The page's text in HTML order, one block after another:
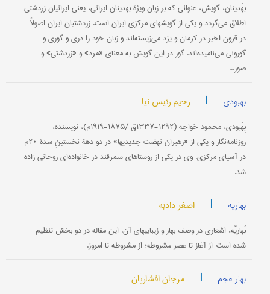
بهْدینان‌، گویش‌، عنوانی‌ كه‌ بر زبان‌ ویژۀ بهدینان‌ ایرانی‌، یعنی‌ ایرانیان‌ زردشتی‌
اطلاق‌ می‌گردد و یكی‌ از گویشهای‌ مركزی‌ ایران‌ است‌. زردشتیان‌ ایران‌ اصولاً
در قرون‌ اخیر در كرمان‌ و یزد می‌زیسته‌اند و زبان‌ خود را دری‌ و گوری‌ و
گورونی می‌نامیده‌اند. گور در این‌ گویش‌ به‌ معنای «مرد» و «زردشتی‌» و
صور...
بهبودی | رحیم رئیس نیا
بِهْبودی‌، محمود خواجه‌ (۱۲۹۲-۱۳۳۷ق‌ /۱۸۷۵-۱۹۱۹م‌)، نویسنده‌،
روزنامه‌نگار و یكی‌ از «رهبران‌ نهضت‌ جدیدیها» در دو دهۀ نخستینِ سدۀ ۲۰م‌
در آسیای‌ مركزی‌. وی‌ در یكی‌ از روستاهای‌ سمرقند در خانواده‌ای‌ روحانی‌ زاده‌
شد.
بهاریه | اصغر دادبه
بَهاریّه‌، اشعاری‌ در وصف‌ بهار و زیباییهای‌ آن‌. این‌ مقاله‌ در دو بخش‌ تنظیم‌
شده‌ است‌: از آغاز تا عصر مشروطه‌؛ از مشروطه‌ تا امروز.
بهار عجم | مرجان افشاریان